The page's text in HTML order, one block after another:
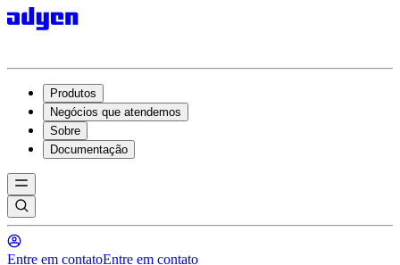
Produtos
Negócios que atendemos
Sobre
Documentação
Entre em contatoEntre em contato